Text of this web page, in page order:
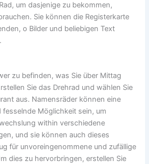
um dasjenige zu bekommen,
Sie können die Registerkarte
o Bilder und beliebigen Text
zu befinden, was Sie über Mittag
Sie das Drehrad und wählen Sie
aus. Namensräder können eine
fesselnde Möglichkeit sein, um
within verschiedene
und sie können auch dieses
für unvoreingenommene und zufällige
dies zu hervorbringen, erstellen Sie